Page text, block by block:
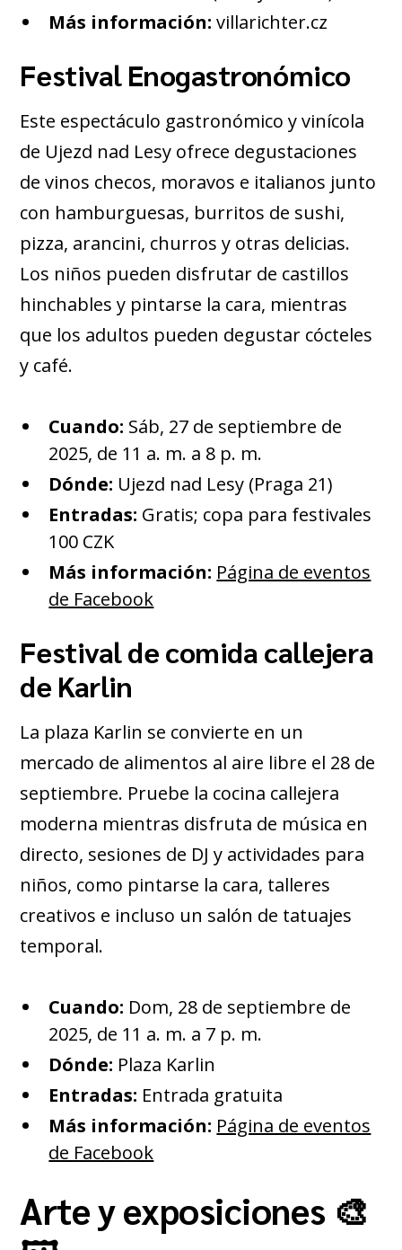
Más información: villarichter.cz
Festival Enogastronómico
Este espectáculo gastronómico y vinícola
de Ujezd nad Lesy ofrece degustaciones
de vinos checos, moravos e italianos junto
con hamburguesas, burritos de sushi,
pizza, arancini, churros y otras delicias.
Los niños pueden disfrutar de castillos
hinchables y pintarse la cara, mientras
que los adultos pueden degustar cócteles
y café.
Cuando: Sáb, 27 de septiembre de
2025, de 11 a. m. a 8 p. m.
Dónde: Ujezd nad Lesy (Praga 21)
Entradas: Gratis; copa para festivales
100 CZK
Más información: Página de eventos
de Facebook
Festival de comida callejera
de Karlin
La plaza Karlin se convierte en un
mercado de alimentos al aire libre el 28 de
septiembre. Pruebe la cocina callejera
moderna mientras disfruta de música en
directo, sesiones de DJ y actividades para
niños, como pintarse la cara, talleres
creativos e incluso un salón de tatuajes
temporal.
Cuando: Dom, 28 de septiembre de
2025, de 11 a. m. a 7 p. m.
Dónde: Plaza Karlin
Entradas: Entrada gratuita
Más información: Página de eventos
de Facebook
Arte y exposiciones 🎨